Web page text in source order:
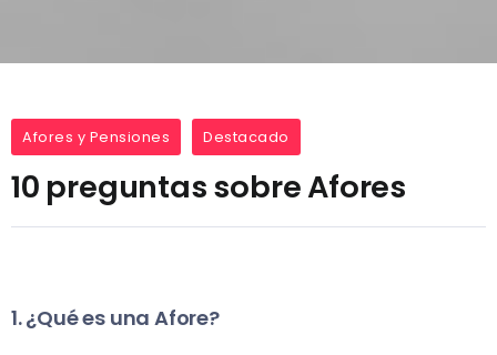
Afores y Pensiones Destacado
10 preguntas sobre Afores
1. ¿Qué es una Afore?